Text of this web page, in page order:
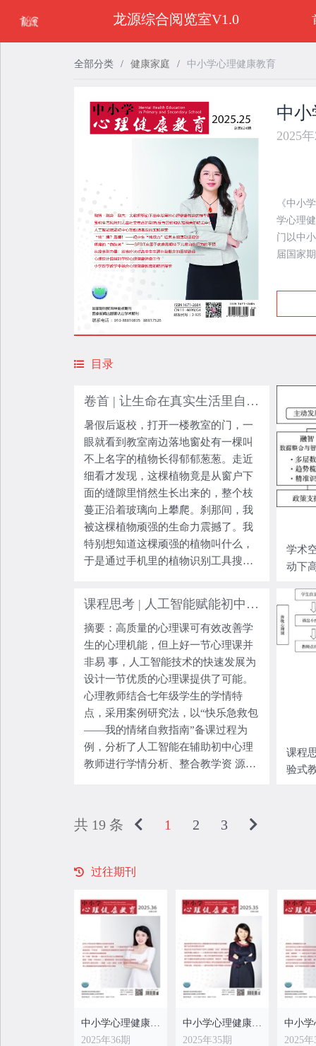
全部分类 / 健康家庭 / 中小学心理健康教育
中
2025
《中小
学心理
门以中
届国家
目录
卷首 | 让生命在真实生活里自由拔节
暑假后返校，打开一楼教室的门，一
眼就看到教室南边落地窗处有一棵叫
不上名字的植物长得郁郁葱葱。走近
细看才发现，这棵植物竟是从窗户下
面的缝隙里悄然生长出来的，整个枝
蔓正沿着玻璃向上攀爬。刹那间，我
被这棵植物顽强的生命力震撼了。我
特别想知道这棵顽强的植物叫什么，
于是通过手机里的植物识别工具搜索
任由它生长会破坏窗户的密封性，本
想顺手拔掉
学术
动下
课程思考 | 人工智能赋能初中心理教师备课的实践探索
摘要：高质量的心理课可有效改善学
生的心理机能，但上好一节心理课并
非易 事，人工智能技术的快速发展为
设计一节优质的心理课提供了可能。
心理教师结合七年级学生的学情特
点，采用案例研究法，以“快乐急救包
——我的情绪自救指南”备课过程为
例，分析了人工智能在辅助初中心理
教师进行学情分析、整合教学资 源、
人工智能
课程
验式
共 19 条 1 2 3
过往期刊
中小学心理健康教育
2025年36期
中小学心理健康教育
2025年35期
2025年
龙源综合阅览室V1.0